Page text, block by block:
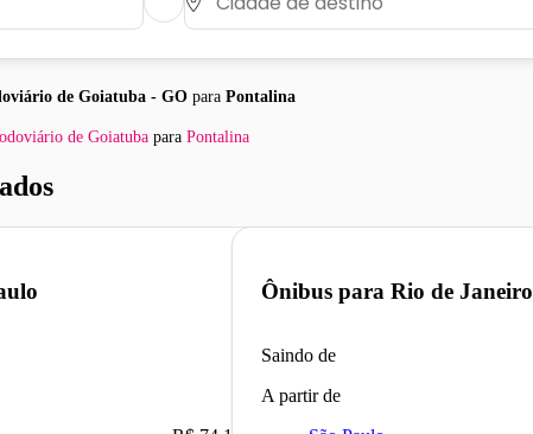
de Goiatuba - GO para Pontalina
de Goiatuba para Pontalina
Ônibus paraRio de Janeiro
Saindo de
A partir de